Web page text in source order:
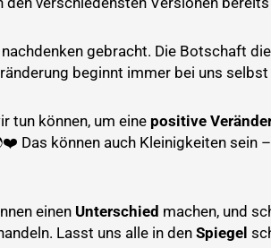
gebracht. Die Botschaft
beginnt immer bei uns selbst
tun können, um eine positive
Das können auch Kleinigkeiten sein
einen Unterschied machen, und
Lasst uns alle in den Spiegel